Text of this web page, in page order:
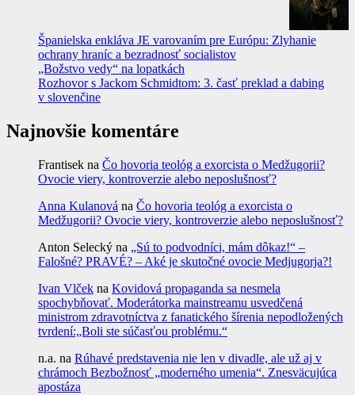
Španielska enkláva JE varovaním pre Európu: Zlyhanie
ochrany hraníc a bezradnosť socialistov
„Božstvo vedy“ na lopatkách
Rozhovor s Jackom Schmidtom: 3. časť preklad a dabing
v slovenčine
Najnovšie komentáre
Frantisek na Čo hovoria teológ a exorcista o Medžugorii?
Ovocie viery, kontroverzie alebo neposlušnosť?
Anna Kulanová na Čo hovoria teológ a exorcista o
Medžugorii? Ovocie viery, kontroverzie alebo neposlušnosť?
Anton Selecký na „Sú to podvodníci, mám dôkaz!“ –
Falošné? PRAVÉ? – Aké je skutočné ovocie Medjugorja?!
Ivan Vlček na Kovidová propaganda sa nesmela
spochybňovať. Moderátorka mainstreamu usvedčená
ministrom zdravotníctva z fanatického šírenia nepodložených
tvrdení:„Boli ste súčasťou problému.“
n.a. na Rúhavé predstavenia nie len v divadle, ale už aj v
chrámoch Bezbožnosť „moderného umenia“. Znesväcujúca
apostáza